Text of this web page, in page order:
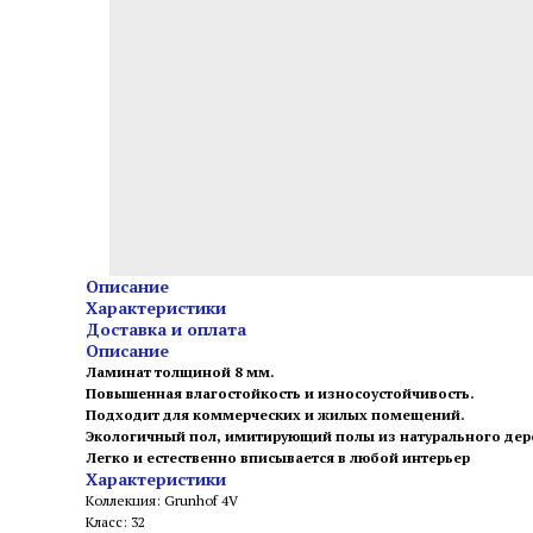
Описание
Характеристики
Доставка и оплата
Описание
Ламинат толщиной 8 мм.
Повышенная влагостойкость и износоустойчивость.
Подходит для коммерческих и жилых помещений.
Экологичный пол, имитирующий полы из натурального
Легко и естественно вписывается в любой интерьер
Характеристики
Коллекция: Grunhof 4V
Класс: 32